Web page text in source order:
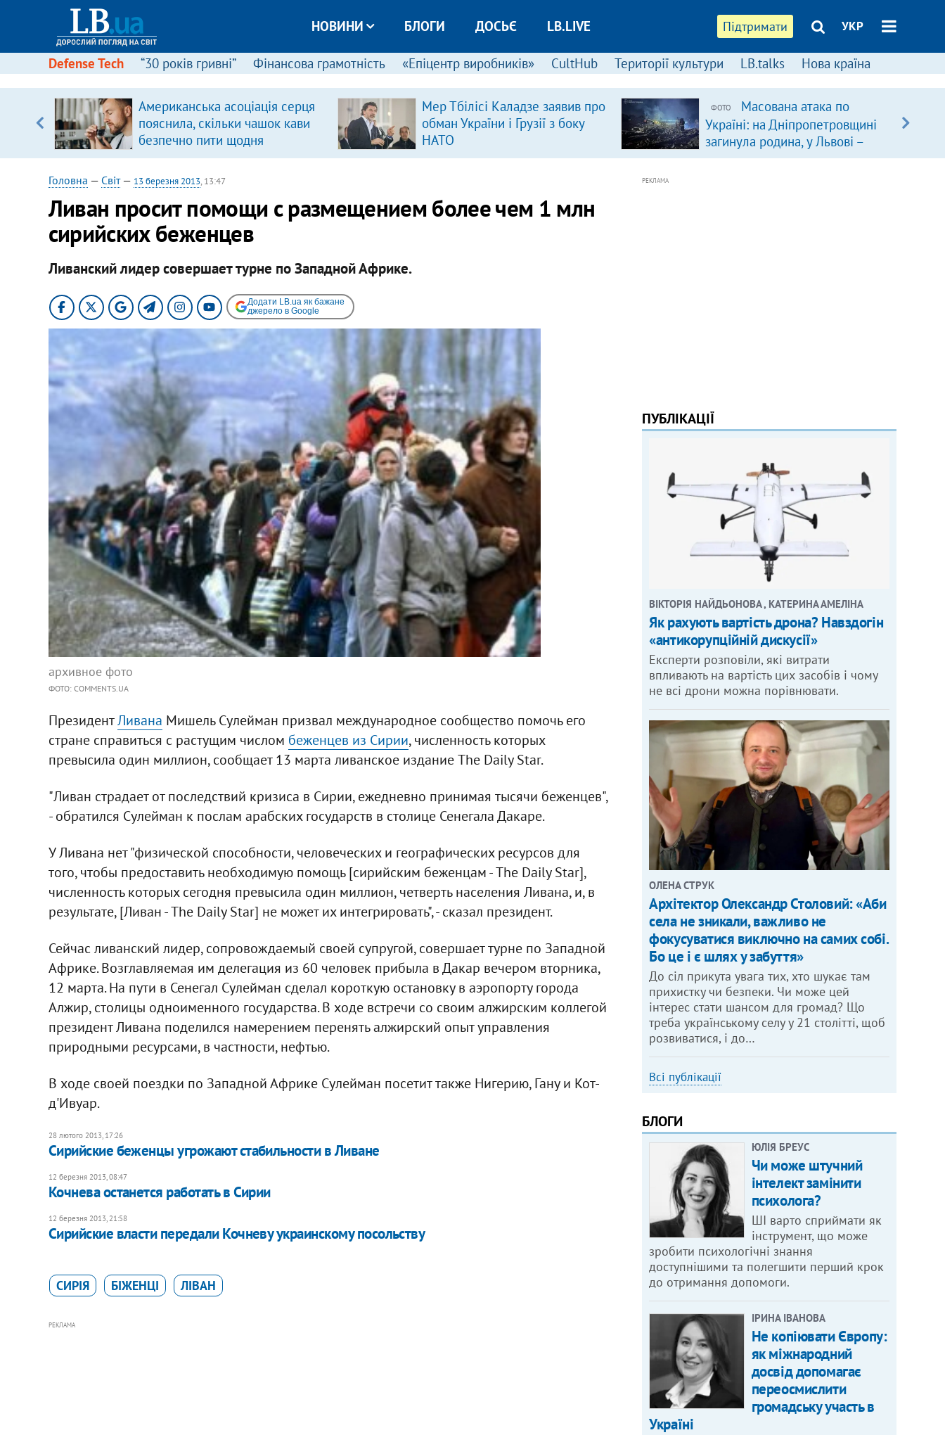
Підтримати УКР
НОВИНИ БЛОГИ ДОСЬЄ LB.LIVE
Defense Tech “30 років гривні” Фінансова грамотність «Епіцентр виробників» CultHub Території культури LB.talks Нова країна
Американська асоціація серця
пояснила, скільки чашок кави
безпечно пити щодня
Мер Тбілісі Каладзе заявив про
обман України і Грузії з боку
НАТО
ФОТО
Масована атака по
Україні: на Дніпропетровщині
загинула родина, у Львові –
удар по багатоповерхівках
Головна — Світ— 13 березня 2013, 13:47
Ливан просит помощи с размещением более чем 1 млн
сирийских беженцев
Ливанский лидер совершает турне по Западной Африке.
Додати LB.ua як бажане
джерело в Google
архивное фото
ФОТО: COMMENTS.UA
ПрезидентЛивана Мишель Сулейман призвал международное сообщество помочь его
стране справиться с растущим числом беженцев из Сирии, численность которых
превысила один миллион, сообщает 13 марта ливанское издание The Daily Star.
"Ливан страдает от последствий кризиса в Сирии, ежедневно принимая тысячи беженцев",
- обратился Сулейман к послам арабских государств в столице Сенегала Дакаре.
У Ливана нет "физической способности, человеческих и географических ресурсов для
того, чтобы предоставить необходимую помощь [сирийским беженцам - The Daily Star],
численность которых сегодня превысила один миллион, четверть населения Ливана, и, в
результате, [Ливан - The Daily Star] не может их интегрировать", - сказал президент.
Сейчас ливанский лидер, сопровождаемый своей супругой, совершает турне по Западной
Африке. Возглавляемая им делегация из 60 человек прибыла в Дакар вечером вторника,
12 марта. На пути в Сенегал Сулейман сделал короткую остановку в аэропорту города
Алжир, столицы одноименного государства. В ходе встречи со своим алжирским коллегой
президент Ливана поделился намерением перенять алжирский опыт управления
природными ресурсами, в частности, нефтью.
В ходе своей поездки по Западной Африке Сулейман посетит также Нигерию, Гану и Кот-
д'Ивуар.
28 лютого 2013, 17:26
Сирийские беженцы угрожают стабильности в Ливане
12 березня 2013, 08:47
Кочнева останется работать в Сирии
12 березня 2013, 21:58
Сирийские власти передали Кочневу украинскому посольству
СИРІЯ БІЖЕНЦІ ЛІВАН
РЕКЛАМА
РЕКЛАМА
ПУБЛІКАЦІЇ
ВІКТОРІЯ НАЙДЬОНОВА , КАТЕРИНА АМЕЛІНА
Як рахують вартість дрона? Навздогін
«антикорупційній дискусії»
Експерти розповіли, які витрати
впливають на вартість цих засобів і чому
не всі дрони можна порівнювати.
ОЛЕНА СТРУК
Архітектор Олександр Столовий: «Аби
села не зникали, важливо не
фокусуватися виключно на самих собі.
Бо це і є шлях у забуття»
До сіл прикута увага тих, хто шукає там
прихистку чи безпеки. Чи може цей
інтерес стати шансом для громад? Що
треба українському селу у 21 столітті, щоб
розвиватися, і до…
Всі публікації
БЛОГИ
ЮЛІЯ БРЕУС
Чи може штучний
інтелект замінити
психолога?
ШІ варто сприймати як
інструмент, що може
зробити психологічні знання
доступнішими та полегшити перший крок
до отримання допомоги.
ІРИНА ІВАНОВА
Не копіювати Європу:
як міжнародний
досвід допомагає
переосмислити
громадську участь в
Україні